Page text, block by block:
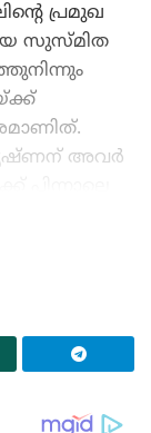
പ്രമുഖ
സുസ്മിത
അവർ